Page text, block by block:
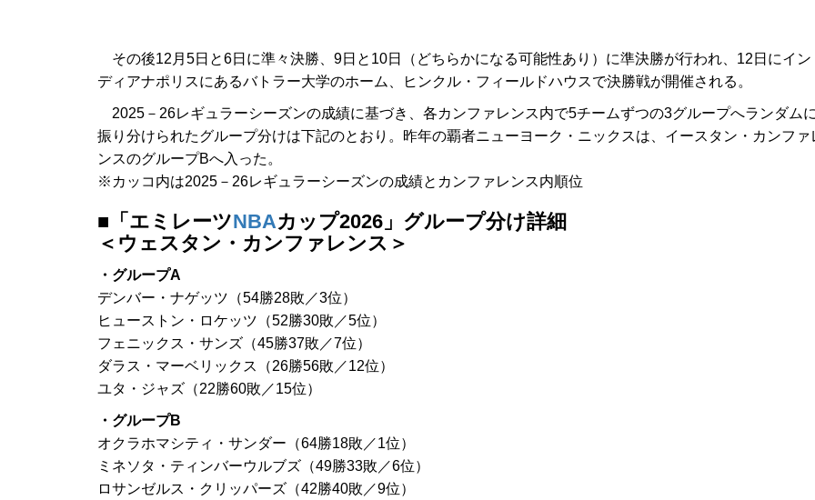
その後12月5日と6日に準々決勝、9日と10日（どちらかになる可能性あり）に準決勝が行われ、12日にイン
ディアナポリスにあるバトラー大学のホーム、ヒンクル・フィールドハウスで決勝戦が開催される。
2025－26レギュラーシーズンの成績に基づき、各カンファレンス内で5チームずつの3グループへランダム
振り分けられたグループ分けは下記のとおり。昨年の覇者ニューヨーク・ニックスは、イースタン・カンファ
ンスのグループBへ入った。
※カッコ内は2025－26レギュラーシーズンの成績とカンファレンス内順位
■「エミレーツNBAカップ2026」グループ分け詳細
＜ウェスタン・カンファレンス＞
・グループA
デンバー・ナゲッツ（54勝28敗／3位）
ヒューストン・ロケッツ（52勝30敗／5位）
フェニックス・サンズ（45勝37敗／7位）
ダラス・マーベリックス（26勝56敗／12位）
ユタ・ジャズ（22勝60敗／15位）
・グループB
オクラホマシティ・サンダー（64勝18敗／1位）
ミネソタ・ティンバーウルブズ（49勝33敗／6位）
ロサンゼルス・クリッパーズ（42勝40敗／9位）